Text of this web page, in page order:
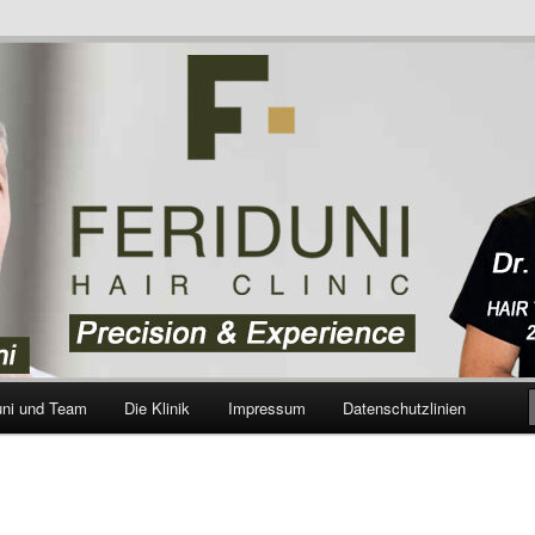
– Blog
und Team Die Klinik Impressum Datenschutzlinien